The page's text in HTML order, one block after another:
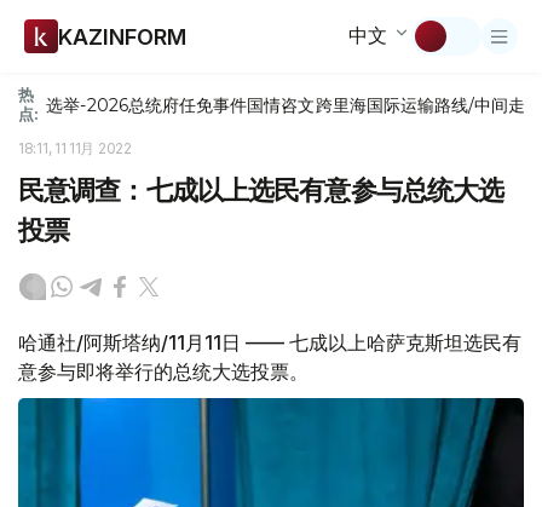
KAZINFORM 中文
热
点: 选举-2026总统府任免事件国情咨文跨里海国际运输路线/中间走廊
18:11, 11 11月 2022
民意调查：七成以上选民有意参与总统大选
投票
哈通社/阿斯塔纳/11月11日 —— 七成以上哈萨克斯坦选民有
意参与即将举行的总统大选投票。